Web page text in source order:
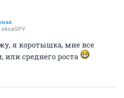
oksaSPY
я коротышка, мне все
среднего роста